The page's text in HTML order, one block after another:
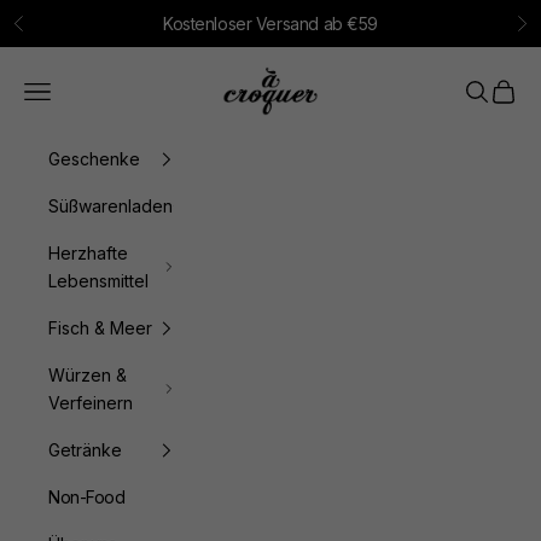
Zum Inhalt springen
Zurück Kostenloser Versand ab €59
à croquer
Menü Suchen
Geschenke
Süßwarenladen
Herzhafte
Lebensmittel
Fisch & Meer
Würzen &
Verfeinern
Getränke
Non-Food